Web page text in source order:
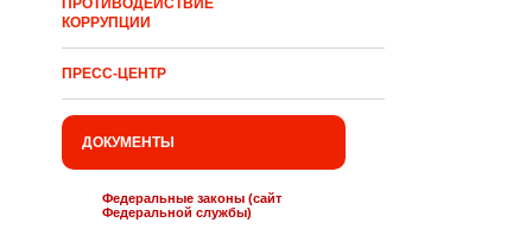
ПРОТИВОДЕЙСТВИЕ
КОРРУПЦИИ
ПРЕСС-ЦЕНТР
ДОКУМЕНТЫ
Федеральные законы (сайт
Федеральной службы)